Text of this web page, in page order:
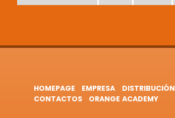
HOMEPAGE EMPRESA DISTRIBUCIÓN
CONTACTOS
ORANGE ACADEMY